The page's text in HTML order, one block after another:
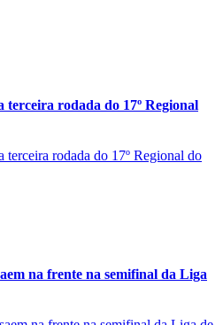
terceira rodada do 17º Regional
na frente na semifinal da Liga